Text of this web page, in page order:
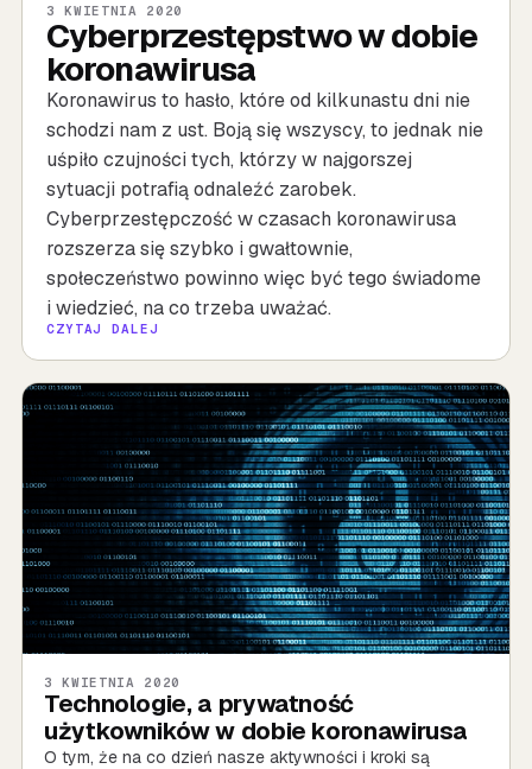
Cyberprzestępstwo w dobie
koronawirusa
3 KWIETNIA 2020
Koronawirus to hasło, które od kilkunastu dni nie
schodzi nam z ust. Boją się wszyscy, to jednak nie
uśpiło czujności tych, którzy w najgorszej
sytuacji potrafią odnaleźć zarobek.
Cyberprzestępczość w czasach koronawirusa
rozszerza się szybko i gwałtownie,
społeczeństwo powinno więc być tego świadome
i wiedzieć, na co trzeba uważać.
CZYTAJ DALEJ
Technologie, a prywatność
użytkowników w dobie koronawirusa
3 KWIETNIA 2020
O tym, że na co dzień nasze aktywności i kroki są